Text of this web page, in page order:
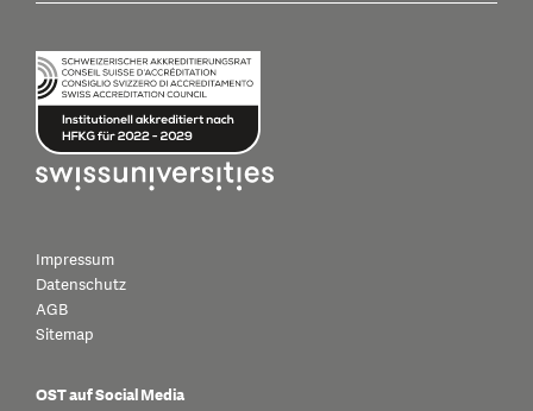
Impressum
Datenschutz
AGB
Sitemap
OST auf Social Media